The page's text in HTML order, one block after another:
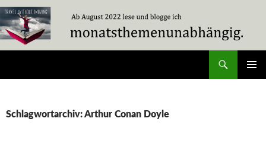
Zum
Inhalt
springen
Schlagwortarchiv: Arthur Conan Doyle